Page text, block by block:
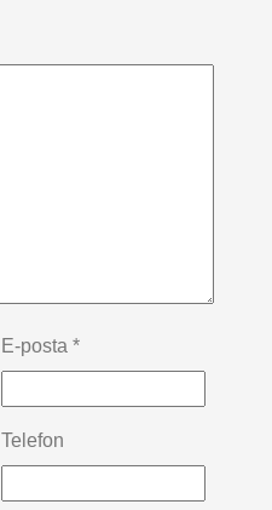
E-posta *
Telefon